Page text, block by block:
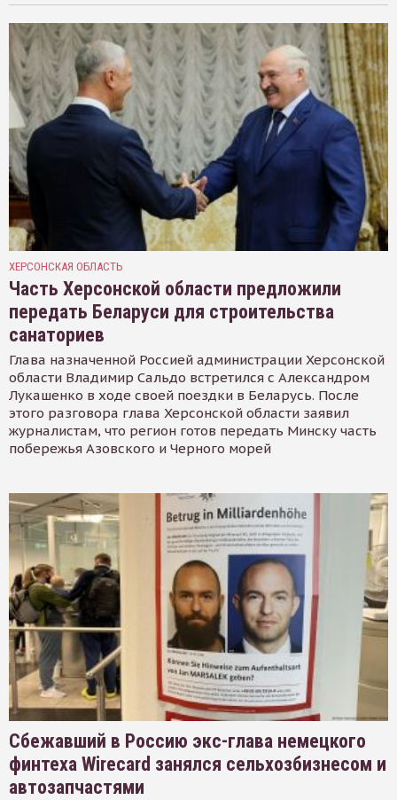
ХЕРСОНСКАЯ ОБЛАСТЬ
Часть Херсонской области предложили
передать Беларуси для строительства
санаториев
Глава назначенной Россией администрации Херсонской
области Владимир Сальдо встретился с Александром
Лукашенко в ходе своей поездки в Беларусь. После
этого разговора глава Херсонской области заявил
журналистам, что регион готов передать Минску часть
побережья Азовского и Черного морей
Сбежавший в Россию экс-глава немецкого
финтеха Wirecard занялся сельхозбизнесом и
автозапчастями